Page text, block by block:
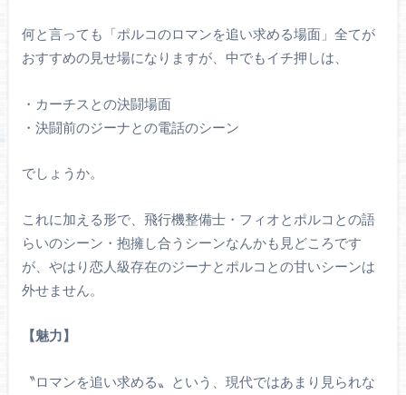
何と言っても「ポルコのロマンを追い求める場面」全てが
おすすめの見せ場になりますが、中でもイチ押しは、
・カーチスとの決闘場面
・決闘前のジーナとの電話のシーン
でしょうか。
これに加える形で、飛行機整備士・フィオとポルコとの語
らいのシーン・抱擁し合うシーンなんかも見どころです
が、やはり恋人級存在のジーナとポルコとの甘いシーンは
外せません。
【魅力】
〝ロマンを追い求める〟という、現代ではあまり見られな